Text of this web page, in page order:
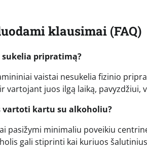
klausimai (FAQ)
pripratimą?
vaistai nesukelia fizinio
vartojant juos ilgą laiką, pavyzdžiui,
vartoti kartu su alkoholiu?
pasižymi minimaliu poveikiu
gali stiprinti kai kuriuos